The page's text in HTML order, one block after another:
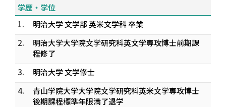
学歴・学位
1.
明治大学 文学部 英米文学科 卒業
2.
明治大学大学院文学研究科英文学専攻博士前期課
程修了
3.
明治大学 文学修士
4.
青山学院大学大学院文学研究科英米文学専攻博士
後期課程標準年限満了退学